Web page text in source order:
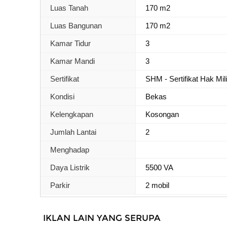
Luas Tanah 170 m2
Luas Bangunan 170 m2
Kamar Tidur 3
Kamar Mandi 3
Sertifikat SHM - Sertifikat Hak
Kondisi Bekas
Kelengkapan Kosongan
Jumlah Lantai 2
Menghadap
Daya Listrik 5500 VA
Parkir 2 mobil
IKLAN LAIN YANG SERUPA